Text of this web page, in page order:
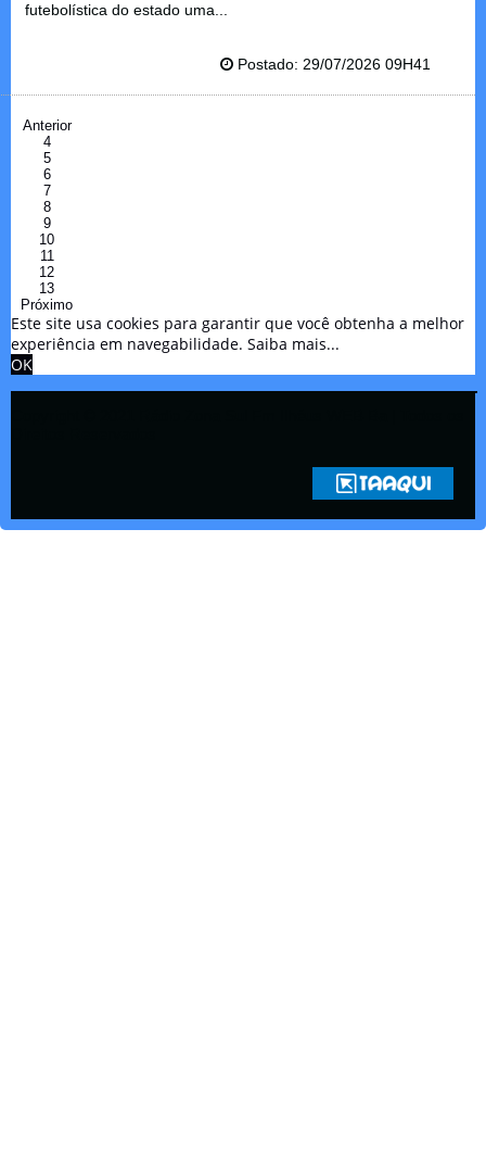
futebolística do estado uma...
Postado: 29/07/2026 09H41
Anterior
4
5
6
7
8
9
10
11
12
13
Próximo
Este site usa cookies para garantir que você obtenha a melhor
experiência em navegabilidade. Saiba mais...
OK